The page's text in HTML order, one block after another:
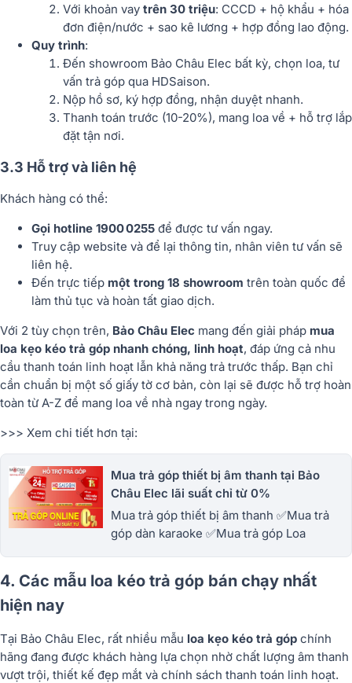
Với khoản vay trên 30 triệu: CCCD + hộ khẩu + hóa
đơn điện/nước + sao kê lương + hợp đồng lao động.
Quy trình:
Đến showroom Bảo Châu Elec bất kỳ, chọn loa, tư
vấn trả góp qua HDSaison.
Nộp hồ sơ, ký hợp đồng, nhận duyệt nhanh.
Thanh toán trước (10-20%), mang loa về + hỗ trợ lắp
đặt tận nơi.
3.3 Hỗ trợ và liên hệ
Khách hàng có thể:
Gọi hotline 1900 0255 để được tư vấn ngay.
Truy cập website và để lại thông tin, nhân viên tư vấn sẽ
liên hệ.
Đến trực tiếp một trong 18 showroom trên toàn quốc để
làm thủ tục và hoàn tất giao dịch.
Với 2 tùy chọn trên, Bảo Châu Elec mang đến giải pháp mua
loa kẹo kéo trả góp nhanh chóng, linh hoạt, đáp ứng cả nhu
cầu thanh toán linh hoạt lẫn khả năng trả trước thấp. Bạn chỉ
cần chuẩn bị một số giấy tờ cơ bản, còn lại sẽ được hỗ trợ hoàn
toàn từ A-Z để mang loa về nhà ngay trong ngày.
>>> Xem chi tiết hơn tại:
Mua trả góp thiết bị âm thanh tại Bảo
Châu Elec lãi suất chỉ từ 0%
Mua trả góp thiết bị âm thanh ✅Mua trả
góp dàn karaoke ✅Mua trả góp Loa
✅Thu tục nhanh gọn ✅Nhận hàng ngay
4. Các mẫu loa kéo trả góp bán chạy nhất
hiện nay
Tại Bảo Châu Elec, rất nhiều mẫu loa kẹo kéo trả góp chính
hãng đang được khách hàng lựa chọn nhờ chất lượng âm thanh
vượt trội, thiết kế đẹp mắt và chính sách thanh toán linh hoạt.